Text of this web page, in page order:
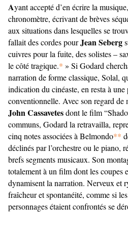
Ayant accepté d’en écrire la musique,
chronomètre, écrivant de brèves
aux situations dans lesquelles se
fallait des cordes pourJean Seberg
cuivres pour la fuite, des solistes –
le côté tragique.* » Si Godard
narration de forme classique, Solal,
indication du cinéaste, en resta à
conventionnelle. Avec son regard de
John Cassavetesdont le film
communs, Godard la retravailla,
cinq notes associées à Belmondo**
déclinés par l’orchestre ou le piano,
brefs segments musicaux. Son
totalement à un film dont les coupes
dynamisent la narration. Nerveux et
fraîcheur et spontanéité, comme si
personnages étaient confrontés se